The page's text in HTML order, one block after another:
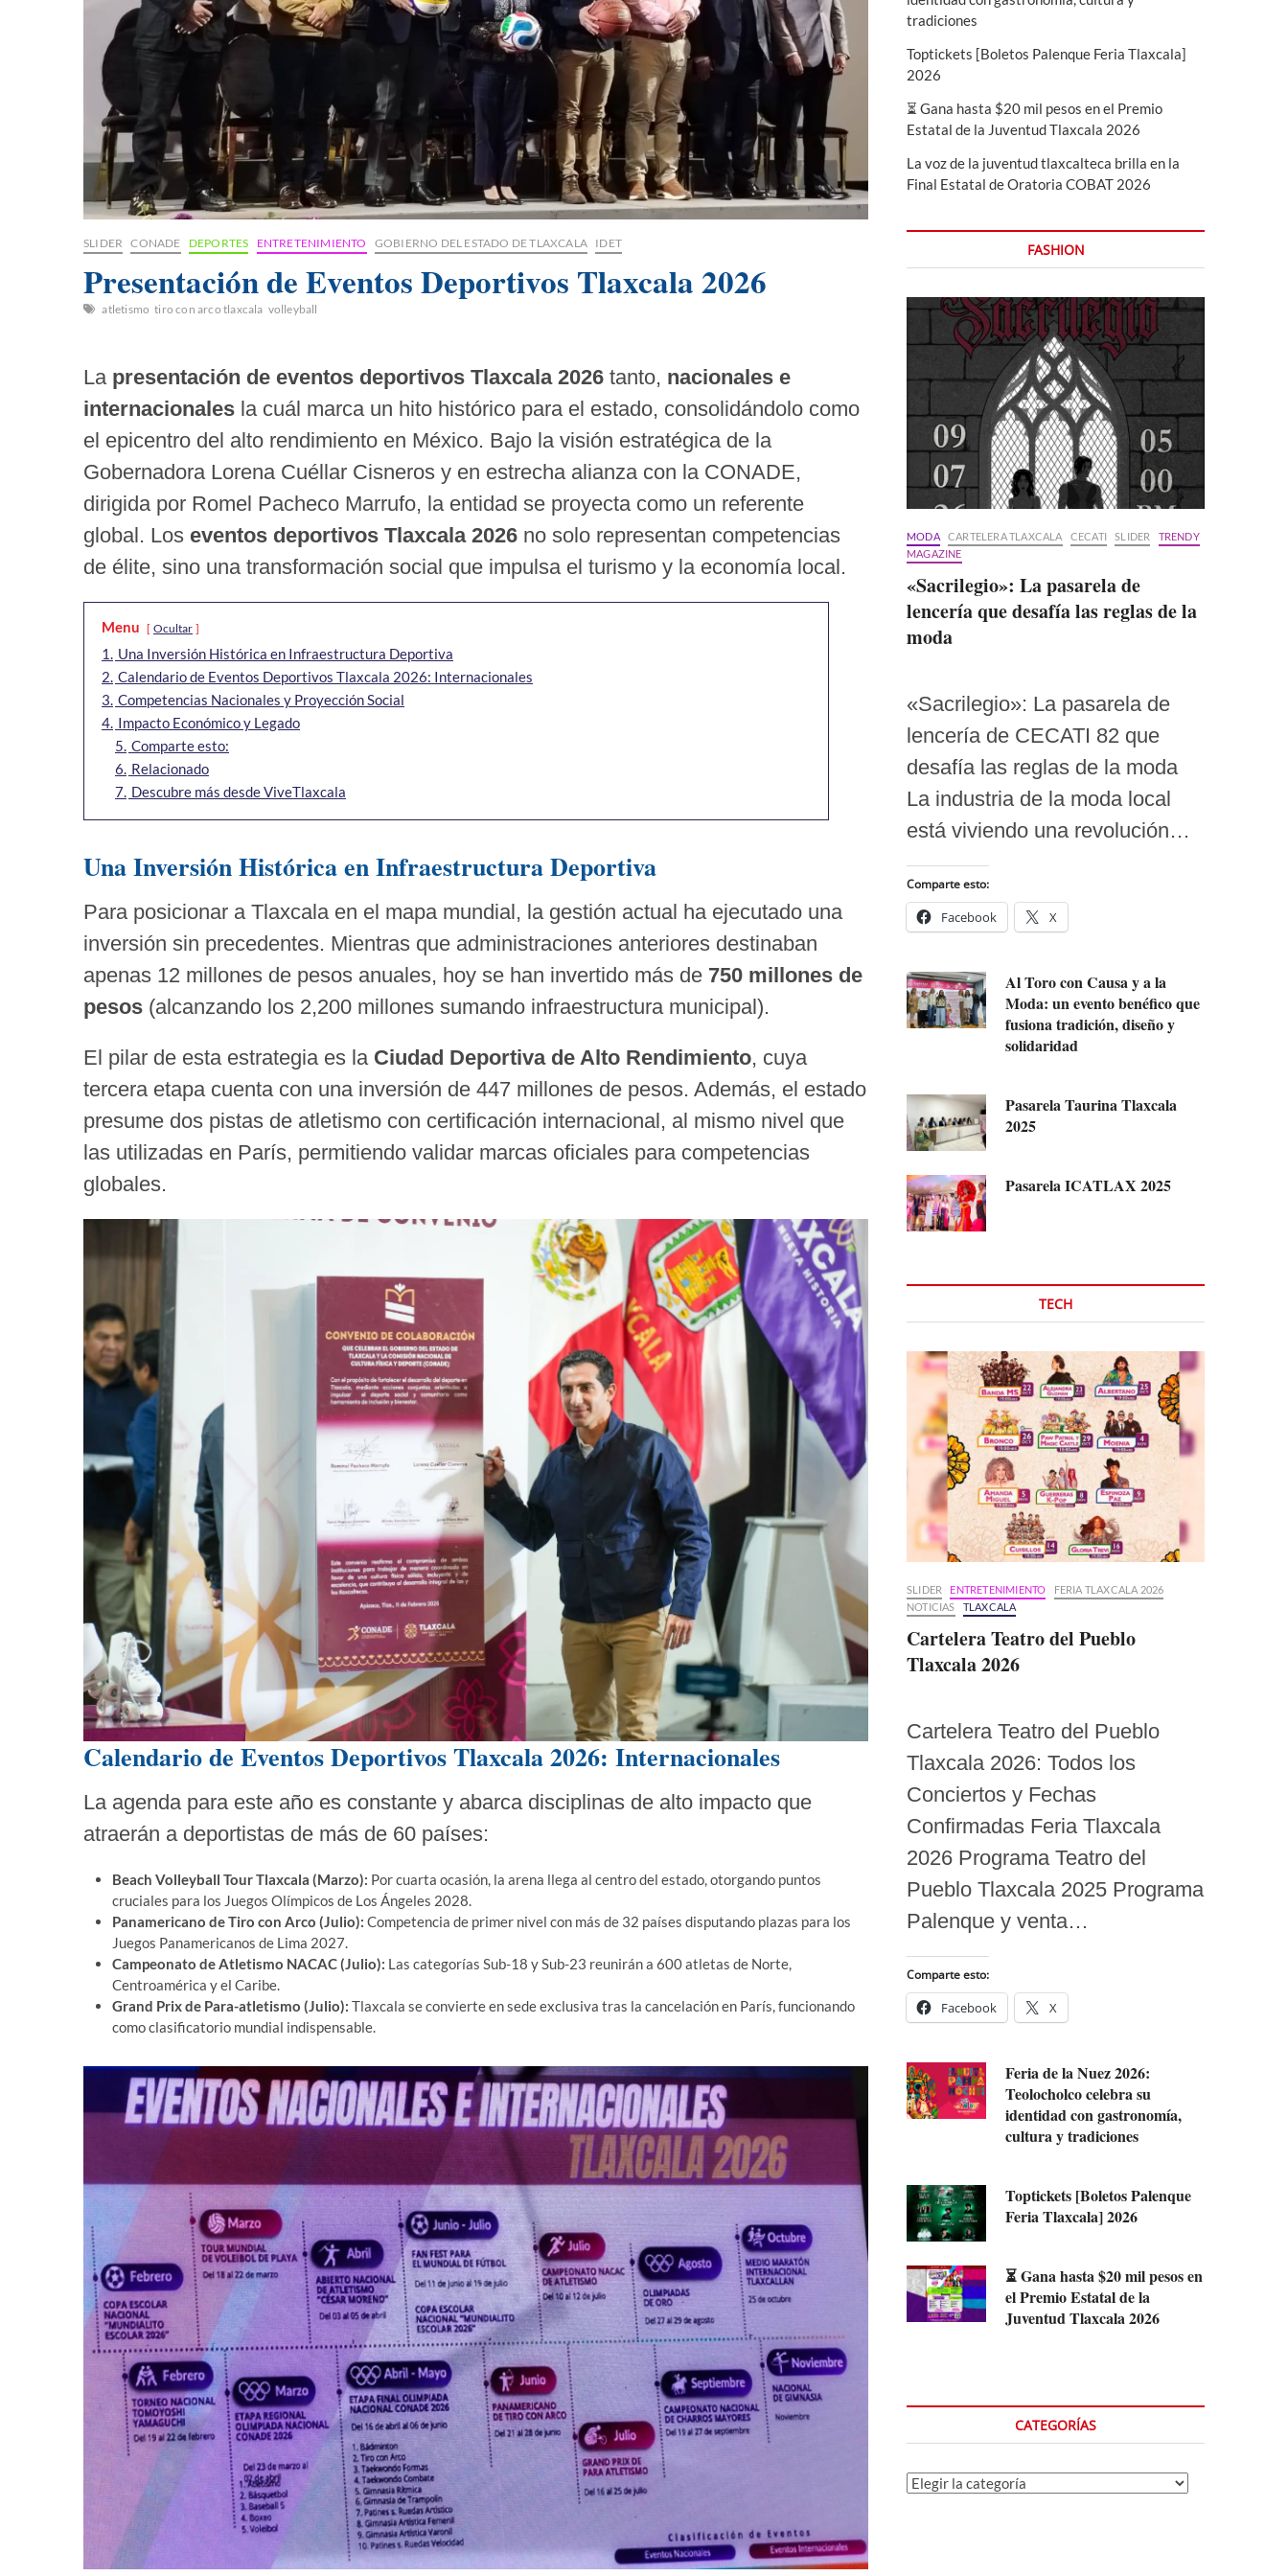
SLIDER CONADE DEPORTES ENTRETENIMIENTO GOBIERNO DEL ESTADO DE TLAXCALA IDET
Presentación de Eventos Deportivos Tlaxcala 2026
atletismo tiro con arco tlaxcala volleyball
La presentación de eventos deportivos Tlaxcala 2026 tanto, nacionales e
internacionales la cuál marca un hito histórico para el estado, consolidándolo como
el epicentro del alto rendimiento en México. Bajo la visión estratégica de la
Gobernadora Lorena Cuéllar Cisneros y en estrecha alianza con la CONADE,
dirigida por Romel Pacheco Marrufo, la entidad se proyecta como un referente
global. Los eventos deportivos Tlaxcala 2026 no solo representan competencias
de élite, sino una transformación social que impulsa el turismo y la economía local.
Menu Ocultar
1. Una Inversión Histórica en Infraestructura Deportiva
2. Calendario de Eventos Deportivos Tlaxcala 2026: Internacionales
3. Competencias Nacionales y Proyección Social
4. Impacto Económico y Legado
5. Comparte esto:
6. Relacionado
7. Descubre más desde ViveTlaxcala
Una Inversión Histórica en Infraestructura Deportiva
Para posicionar a Tlaxcala en el mapa mundial, la gestión actual ha ejecutado una
inversión sin precedentes. Mientras que administraciones anteriores destinaban
apenas 12 millones de pesos anuales, hoy se han invertido más de 750 millones de
pesos (alcanzando los 2,200 millones sumando infraestructura municipal).
El pilar de esta estrategia es la Ciudad Deportiva de Alto Rendimiento, cuya
tercera etapa cuenta con una inversión de 447 millones de pesos. Además, el estado
presume dos pistas de atletismo con certificación internacional, al mismo nivel que
las utilizadas en París, permitiendo validar marcas oficiales para competencias
globales.
Calendario de Eventos Deportivos Tlaxcala 2026: Internacionales
La agenda para este año es constante y abarca disciplinas de alto impacto que
atraerán a deportistas de más de 60 países:
Beach Volleyball Tour Tlaxcala (Marzo): Por cuarta ocasión, la arena llega al centro del estado, otorgando puntos
cruciales para los Juegos Olímpicos de Los Ángeles 2028.
Panamericano de Tiro con Arco (Julio): Competencia de primer nivel con más de 32 países disputando plazas para los
Juegos Panamericanos de Lima 2027.
Campeonato de Atletismo NACAC (Julio): Las categorías Sub-18 y Sub-23 reunirán a 600 atletas de Norte,
Centroamérica y el Caribe.
Grand Prix de Para-atletismo (Julio): Tlaxcala se convierte en sede exclusiva tras la cancelación en París, funcionando
como clasificatorio mundial indispensable.
tradiciones
Toptickets [Boletos Palenque Feria Tlaxcala]
2026
⏳ Gana hasta $20 mil pesos en el Premio
Estatal de la Juventud Tlaxcala 2026
La voz de la juventud tlaxcalteca brilla en la
Final Estatal de Oratoria COBAT 2026
FASHION
MODA CARTELERA TLAXCALA CECATI SLIDER
TRENDY
MAGAZINE
«Sacrilegio»: La pasarela de
lencería que desafía las reglas de la
moda
«Sacrilegio»: La pasarela de
lencería de CECATI 82 que
desafía las reglas de la moda
La industria de la moda local
está viviendo una revolución…
Comparte esto:
Facebook X
Al Toro con Causa y a la
Moda: un evento benéfico que
fusiona tradición, diseño y
solidaridad
Pasarela Taurina Tlaxcala
2025
Pasarela ICATLAX 2025
TECH
SLIDER ENTRETENIMIENTO
FERIA TLAXCALA 2026
NOTICIAS
TLAXCALA
Cartelera Teatro del Pueblo
Tlaxcala 2026
Cartelera Teatro del Pueblo
Tlaxcala 2026: Todos los
Conciertos y Fechas
Confirmadas Feria Tlaxcala
2026 Programa Teatro del
Pueblo Tlaxcala 2025 Programa
Palenque y venta…
Comparte esto:
Facebook X
Feria de la Nuez 2026:
Teolocholco celebra su
identidad con gastronomía,
cultura y tradiciones
Toptickets [Boletos Palenque
Feria Tlaxcala] 2026
⏳ Gana hasta $20 mil pesos en
el Premio Estatal de la
Juventud Tlaxcala 2026
CATEGORÍAS
Categorías